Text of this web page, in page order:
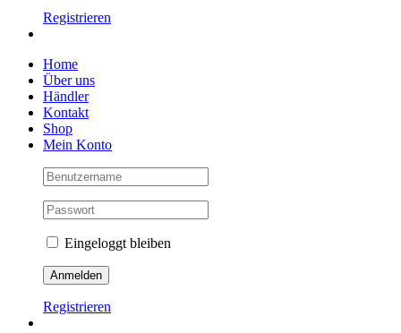
Registrieren
Home
Über uns
Händler
Kontakt
Shop
Mein Konto
Eingeloggt bleiben
Registrieren